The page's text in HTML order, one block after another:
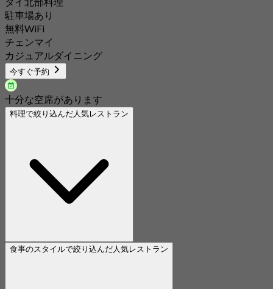
駐車場あり
無料WiFi
チェンマイ
カジュアルダイニング
今すぐ予約
十分な空席があります
料理で絞り込んだ人気レストラン
食事のスタイルで絞り込んだ人気レストラン